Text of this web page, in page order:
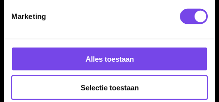
Marketing
Alles toestaan
Selectie toestaan
€ 104.95